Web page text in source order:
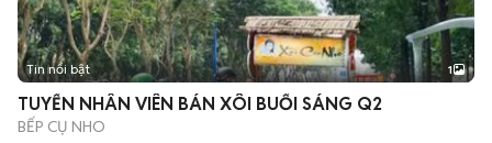
Tin nổi bật 1
TUYỂN NHÂN VIÊN BÁN XÔI BUỔI SÁNG Q2
BẾP CỤ NHO